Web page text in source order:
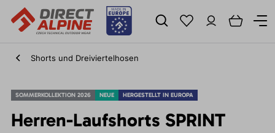
Shorts und Dreiviertelhosen
SOMMERKOLLEKTION 2026 NEUE HERGESTELLT IN EUROPA
Herren-Laufshorts SPRINT